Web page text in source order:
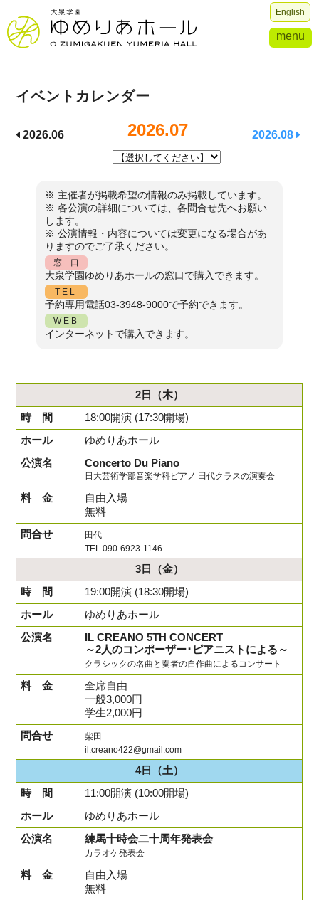
English
menu
イベントカレンダー
2026.06 2026.07 2026.08
※ 主催者が掲載希望の情報のみ掲載しています。
※ 各公演の詳細については、各問合せ先へお願い
します。
※ 公演情報・内容については変更になる場合があ
りますのでご了承ください。
窓 口
大泉学園ゆめりあホールの窓口で購入できます。
TEL
予約専用電話03-3948-9000で予約できます。
WEB
インターネットで購入できます。
2日
（木）
18:00開演 (17:30開場)
ゆめりあホール
Concerto Du Piano
日大芸術学部音楽学科ピアノ 田代クラスの演奏会
自由入場
無料
田代
TEL 090-6923-1146
3日
（金）
19:00開演 (18:30開場)
ゆめりあホール
IL CREANO 5TH CONCERT
～2人のコンポーザー･ピアニストによる～
クラシックの名曲と奏者の自作曲によるコンサート
全席自由
一般3,000円
学生2,000円
柴田
il.creano422@gmail.com
4日
（土）
11:00開演 (10:00開場)
ゆめりあホール
練馬十時会二十周年発表会
カラオケ発表会
自由入場
無料